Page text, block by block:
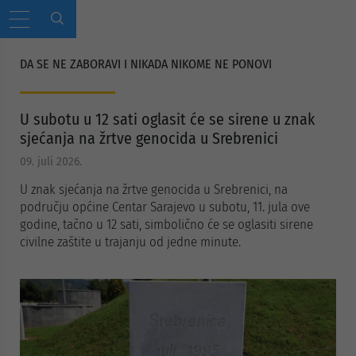
DA SE NE ZABORAVI I NIKADA NIKOME NE PONOVI
U subotu u 12 sati oglasit će se sirene u znak
sjećanja na žrtve genocida u Srebrenici
09. juli 2026.
U znak sjećanja na žrtve genocida u Srebrenici, na
području općine Centar Sarajevo u subotu, 11. jula ove
godine, tačno u 12 sati, simbolično će se oglasiti sirene
civilne zaštite u trajanju od jedne minute.